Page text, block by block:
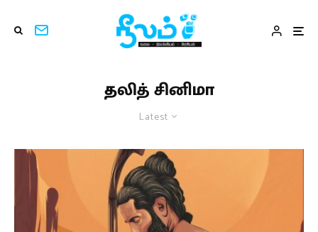
தலித் சினிமா
Latest